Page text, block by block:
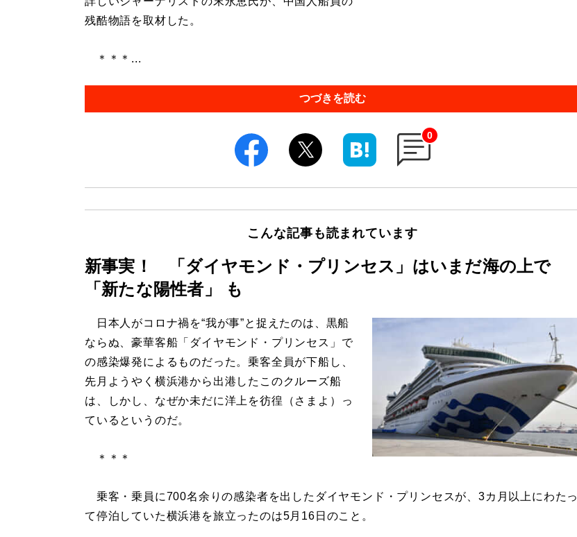
残酷物語を取材した。
＊＊＊...
つづきを読む
0
こんな記事も読まれています
新事実！ 「ダイヤモンド・プリンセス」はいまだ海の上で
「新たな陽性者」 も
日本人がコロナ禍を“我が事”と捉えたのは、黒船
ならぬ、豪華客船「ダイヤモンド・プリンセス」で
の感染爆発によるものだった。乗客全員が下船し、
先月ようやく横浜港から出港したこのクルーズ船
は、しかし、なぜか未だに洋上を彷徨（さまよ）っ
ているというのだ。
＊＊＊
乗客・乗員に700名余りの感染者を出したダイヤモンド・プリンセスが、3カ月以上にわたっ
て停泊していた横浜港を旅立ったのは5月16日のこと。